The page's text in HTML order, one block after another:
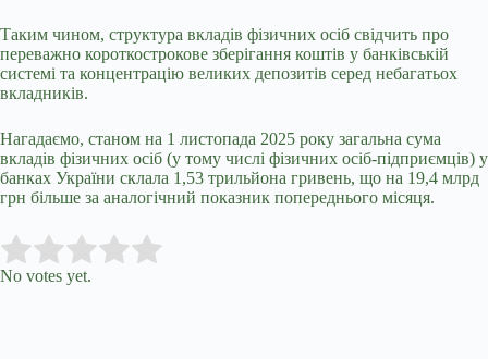
Таким чином, структура вкладів фізичних осіб свідчить про
переважно короткострокове зберігання коштів у банківській
системі та концентрацію великих депозитів серед небагатьох
вкладників.
Нагадаємо, станом на 1 листопада 2025 року загальна сума
вкладів фізичних осіб (у тому числі фізичних осіб-підприємців) у
банках України склала 1,53 трильйона гривень, що на 19,4 млрд
грн більше за аналогічний показник попереднього місяця.
Rate this item:
No votes yet.